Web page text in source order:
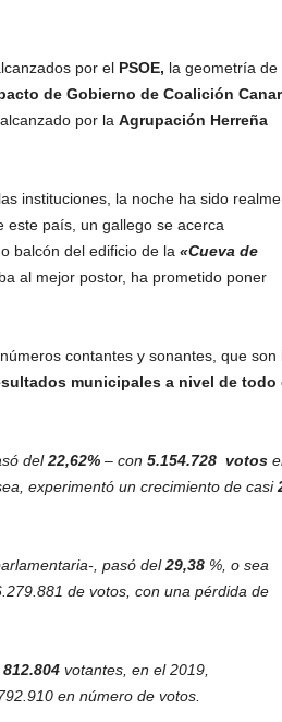
por el PSOE, la geometría de
de Gobierno de Coalición
por la Agrupación Herreña
instituciones, la noche ha sido
este país, un gallego se acerca
balcón del edificio de la «Cueva de
al mejor postor, ha prometido poner
contantes y sonantes, que son
municipales a nivel de todo
del22,62%– con 5.154.728 votos
experimentó un crecimiento de casi
, pasó del29,38%, o sea
de votos, con una pérdida de
812.804 votantes, en el 2019,
en número de votos.